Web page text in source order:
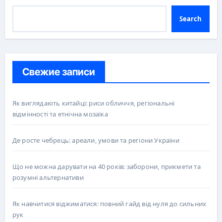
Search
Свежие записи
Як виглядають китайці: риси обличчя, регіональні
відмінності та етнічна мозаїка
Де росте чебрець: ареали, умови та регіони України
Що не можна дарувати на 40 років: заборони, прикмети та
розумні альтернативи
Як навчитися віджиматися: повний гайд від нуля до сильних
рук